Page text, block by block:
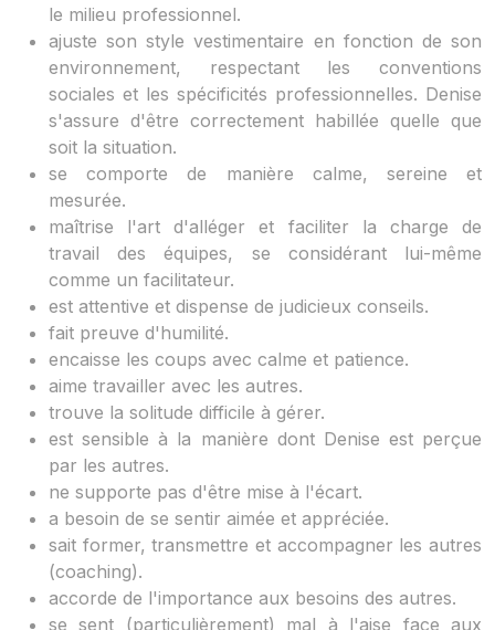
le milieu professionnel.
ajuste son style vestimentaire en fonction de son
environnement, respectant les conventions
sociales et les spécificités professionnelles. Denise
s'assure d'être correctement habillée quelle que
soit la situation.
se comporte de manière calme, sereine et
mesurée.
maîtrise l'art d'alléger et faciliter la charge de
travail des équipes, se considérant lui-même
comme un facilitateur.
est attentive et dispense de judicieux conseils.
fait preuve d'humilité.
encaisse les coups avec calme et patience.
aime travailler avec les autres.
trouve la solitude difficile à gérer.
est sensible à la manière dont Denise est perçue
par les autres.
ne supporte pas d'être mise à l'écart.
a besoin de se sentir aimée et appréciée.
sait former, transmettre et accompagner les autres
(coaching).
accorde de l'importance aux besoins des autres.
se sent (particulièrement) mal à l'aise face aux